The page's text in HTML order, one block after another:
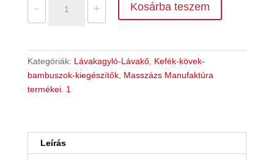
4
000 Ft.
3
200 Ft.
-
lávaköves
mennyiség
+ Kosárba teszem
Kategóriák: Lávakagyló-Lávakő, Kefék-kövek-
bambuszok-kiegészítők, Masszázs Manufaktúra
termékei. 1
Leírás